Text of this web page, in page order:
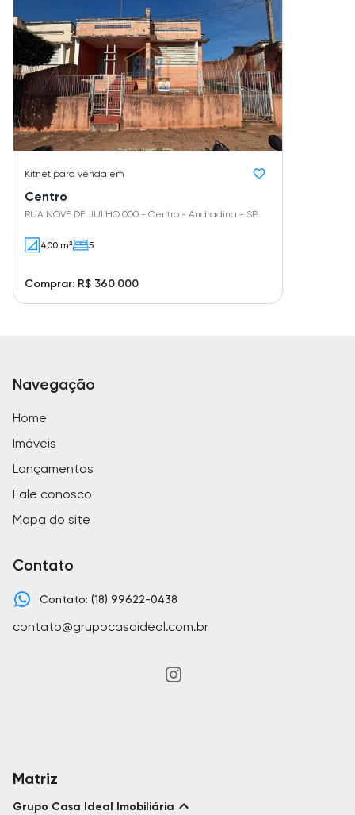
Kitnet para venda em
Centro
RUA NOVE DE JULHO 000 - Centro - Andradina - SP
400 m² 5
Comprar: R$ 360.000
Navegação
Home
Imóveis
Lançamentos
Fale conosco
Mapa do site
Contato
Contato: (18) 99622-0438
contato@grupocasaideal.com.br
Matriz
Grupo Casa Ideal Imobiliária